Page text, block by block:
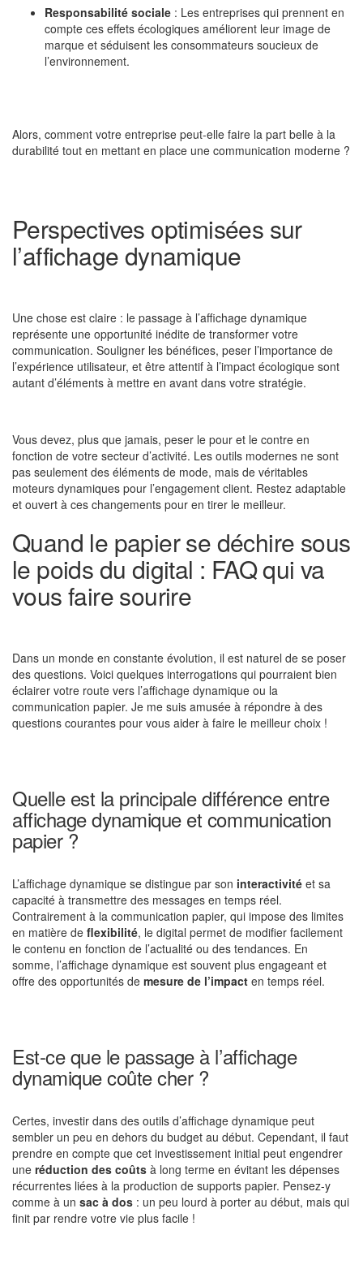
Responsabilité sociale : Les entreprises qui prennent en
compte ces effets écologiques améliorent leur image de
marque et séduisent les consommateurs soucieux de
l’environnement.
Alors, comment votre entreprise peut-elle faire la part belle à la
durabilité tout en mettant en place une communication moderne ?
Perspectives optimisées sur
l’affichage dynamique
Une chose est claire : le passage à l’affichage dynamique
représente une opportunité inédite de transformer votre
communication. Souligner les bénéfices, peser l’importance de
l’expérience utilisateur, et être attentif à l’impact écologique sont
autant d’éléments à mettre en avant dans votre stratégie.
Vous devez, plus que jamais, peser le pour et le contre en
fonction de votre secteur d’activité. Les outils modernes ne sont
pas seulement des éléments de mode, mais de véritables
moteurs dynamiques pour l’engagement client. Restez adaptable
et ouvert à ces changements pour en tirer le meilleur.
Quand le papier se déchire sous
le poids du digital : FAQ qui va
vous faire sourire
Dans un monde en constante évolution, il est naturel de se poser
des questions. Voici quelques interrogations qui pourraient bien
éclairer votre route vers l’affichage dynamique ou la
communication papier. Je me suis amusée à répondre à des
questions courantes pour vous aider à faire le meilleur choix !
Quelle est la principale différence entre
affichage dynamique et communication
papier ?
L’affichage dynamique se distingue par son interactivité et sa
capacité à transmettre des messages en temps réel.
Contrairement à la communication papier, qui impose des limites
en matière de flexibilité, le digital permet de modifier facilement
le contenu en fonction de l’actualité ou des tendances. En
somme, l’affichage dynamique est souvent plus engageant et
offre des opportunités de mesure de l’impact en temps réel.
Est-ce que le passage à l’affichage
dynamique coûte cher ?
Certes, investir dans des outils d’affichage dynamique peut
sembler un peu en dehors du budget au début. Cependant, il faut
prendre en compte que cet investissement initial peut engendrer
une réduction des coûts à long terme en évitant les dépenses
récurrentes liées à la production de supports papier. Pensez-y
comme à un sac à dos : un peu lourd à porter au début, mais qui
finit par rendre votre vie plus facile !